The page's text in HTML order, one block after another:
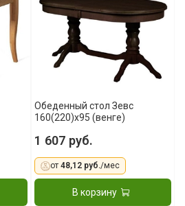
Обеденный стол Зевс
160(220)х95 (венге)
1 607 руб.
от48,12 руб./мес
В корзину